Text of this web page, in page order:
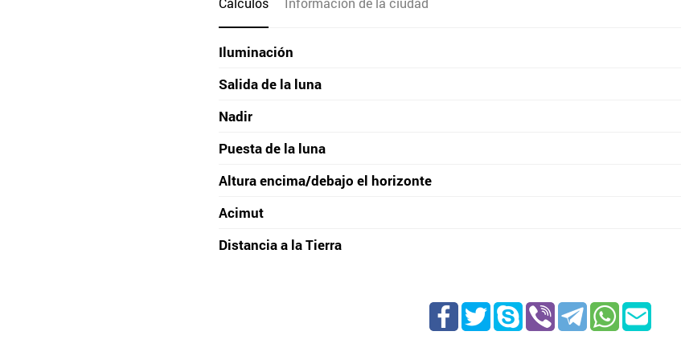
Iluminación
Salida de la luna
Nadir
Puesta de la luna
Altura encima/debajo el horizonte
Acimut
Distancia a la Tierra